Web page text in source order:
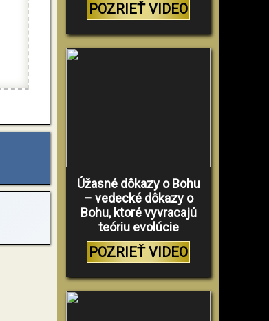
POZRIEŤ VIDEO
Úžasné dôkazy o Bohu
– vedecké dôkazy o
Bohu, ktoré vyvracajú
teóriu evolúcie
POZRIEŤ VIDEO